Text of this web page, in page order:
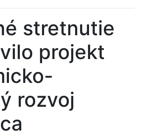
stretnutie
projekt
rozvoj